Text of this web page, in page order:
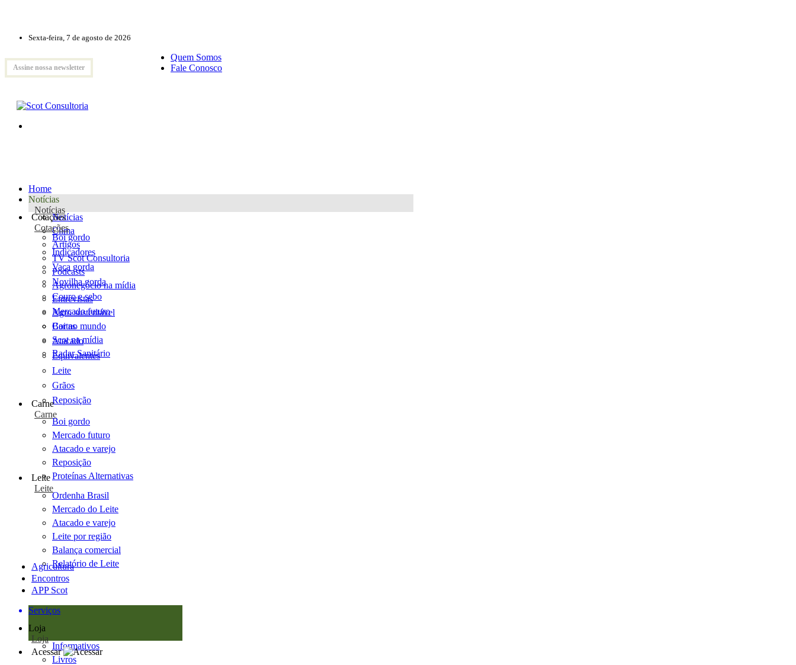
Sexta-feira, 7 de agosto de 2026
Assine nossa newsletter
Quem Somos
Fale Conosco
Home
Notícias
Notícias
Notícias
Clima
Artigos
TV Scot Consultoria
Podcasts
Agronegócio na mídia
Entrevistas
Agro sustentável
Cartas
Scot na mídia
Radar Sanitário
Cotações
Cotações
Boi gordo
Indicadores
Vaca gorda
Novilha gorda
Couro e sebo
Mercado futuro
Boi no mundo
Atacado
Equivalentes
Leite
Grãos
Reposição
Carne
Carne
Boi gordo
Mercado futuro
Atacado e varejo
Reposição
Proteínas Alternativas
Leite
Leite
Ordenha Brasil
Mercado do Leite
Atacado e varejo
Leite por região
Balança comercial
Relatório de Leite
Agricultura
Encontros
APP Scot
Serviços
Loja
Loja
Informativos
Livros
Acessar